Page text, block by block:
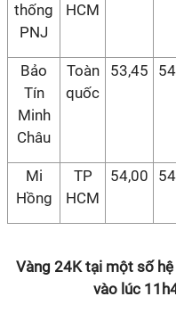
thống
PNJ
HCM
Bảo
Tín
Minh
Châu
Toàn
quốc
53,45
Mi
Hồng
TP
HCM
54,00
Vàng 24K tại một số
vào lúc